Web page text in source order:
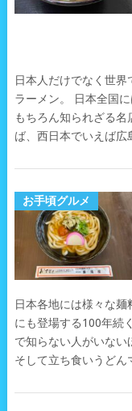
日本人だけでなく世
ラーメン。 日本全国
もちろん知られざる名
ば、西日本でいえば
お手頃グルメ
日本各地には様々な
にも登場する100年続
で知らない人がいない
そして立ち食いうどん